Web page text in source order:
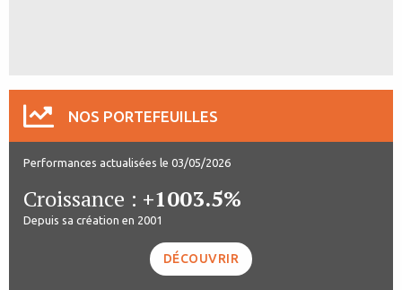
NOS PORTEFEUILLES
Performances actualisées le 03/05/2026
Croissance : +1003.5%
Depuis sa création en 2001
DÉCOUVRIR